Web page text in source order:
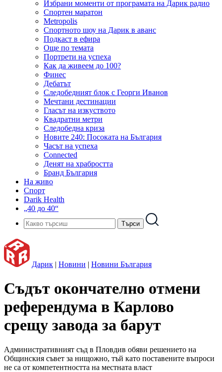
Избрани моменти от програмата на Дарик радио
Спортен маратон
Metropolis
Спортното шоу на Дарик в аванс
Подкаст в ефира
Още по темата
Портрети на успеха
Как да живеем до 100?
Финес
Дебатът
Следобедният блок с Георги Иванов
Мечтани дестинации
Гласът на изкуството
Квадратни метри
Следобедна криза
Новите 240: Посоката на България
Часът на успеха
Connected
Денят на храбростта
Бранд България
На живо
Спорт
Darik Health
„40 до 40“
Дарик | Новини | Новини България
Съдът окончателно отмени
референдума в Карлово
срещу завода за барут
Административният съд в Пловдив обяви решението на
Общинския съвет за нищожно, тъй като поставените въпроси
не са от компетентността на местната власт